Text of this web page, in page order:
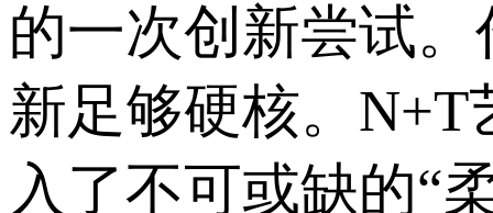
的一次创新尝试
新足够硬核。
入了不可或缺的“